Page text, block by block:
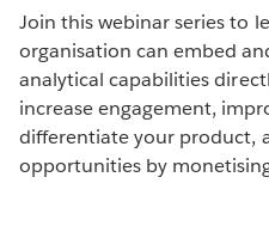
Join this webinar series to
organisation can embed
analytical capabilities
increase engagement,
differentiate your product,
opportunities by